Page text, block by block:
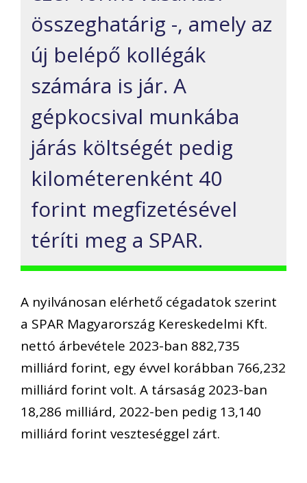
összeghatárig -, amely az
új belépő kollégák
számára is jár. A
gépkocsival munkába
járás költségét pedig
kilométerenként 40
forint megfizetésével
téríti meg a SPAR.
A nyilvánosan elérhető cégadatok szerint
a SPAR Magyarország Kereskedelmi Kft.
nettó árbevétele 2023-ban 882,735
milliárd forint, egy évvel korábban 766,232
milliárd forint volt. A társaság 2023-ban
18,286 milliárd, 2022-ben pedig 13,140
milliárd forint veszteséggel zárt.